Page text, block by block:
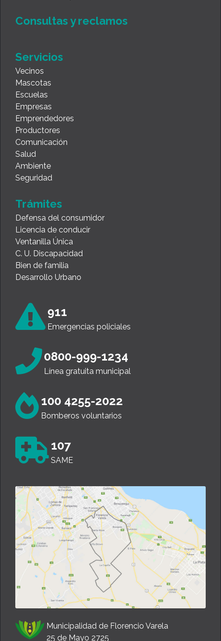
Consultas y reclamos
Servicios
Vecinos
Mascotas
Escuelas
Empresas
Emprendedores
Productores
Comunicación
Salud
Ambiente
Seguridad
Trámites
Defensa del consumidor
Licencia de conducir
Ventanilla Única
C. U. Discapacidad
Bien de familia
Desarrollo Urbano
911
Emergencias policiales
0800-999-1234
Línea gratuita municipal
100 4255-2022
Bomberos voluntarios
107
SAME
Municipalidad de Florencio Varela
25 de Mayo 2725